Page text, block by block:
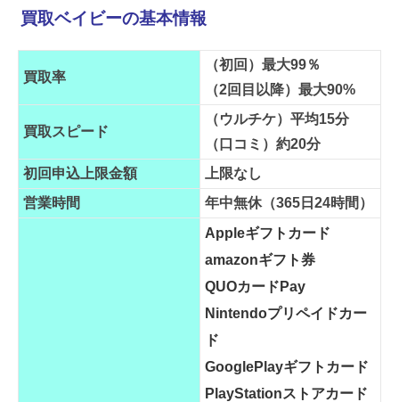
買取ベイビーの基本情報
買取率
（初回）最大99％
（2回目以降）最大90%
買取スピード
（ウルチケ）平均15分
（口コミ）約20分
初回申込上限金額
上限なし
営業時間
年中無休（365日24時間）
Appleギフトカード
amazonギフト券
QUOカードPay
Nintendoプリペイドカー
ド
GooglePlayギフトカード
PlayStationストアカード